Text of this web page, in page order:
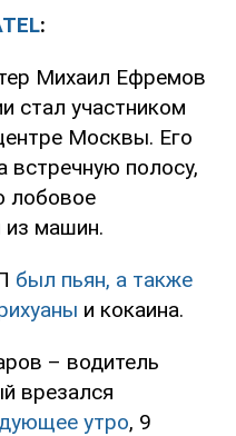
:
Михаил Ефремов
стал участником
Москвы. Его
встречную полосу,
лобовое
из машин.
был пьян, а также
и кокаина.
– водитель
врезался
утро, 9